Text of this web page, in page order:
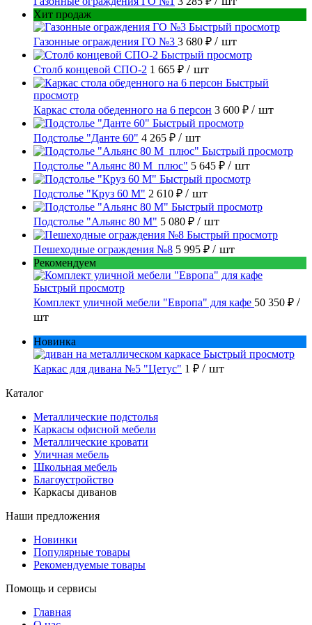
Хит продаж
Быстрый просмотр
Газонные ограждения ГО №3 3 680 ₽ / шт
Быстрый просмотр
Столб концевой СПО-2 1 665 ₽ / шт
Быстрый
просмотр
Каркас стола обеденного на 6 персон 3 600 ₽ / шт
Быстрый просмотр
Подстолье "Данте 60" 4 265 ₽ / шт
Быстрый просмотр
Подстолье "Альянс 80 М_плюс" 5 645 ₽ / шт
Быстрый просмотр
Подстолье "Круз 60 М" 2 610 ₽ / шт
Быстрый просмотр
Подстолье "Альянс 80 М" 5 080 ₽ / шт
Быстрый просмотр
Пешеходные ограждения №8 5 995 ₽ / шт
Рекомендуем
Быстрый просмотр
Комплект уличной мебели "Европа" для кафе 50 350 ₽ /
шт
Новинка
Быстрый просмотр
Каркас для дивана №5 "Цетус" 1 ₽ / шт
Каталог
Металлические подстолья
Каркасы офисной мебели
Металлические кровати
Уличная мебель
Школьная мебель
Благоустройство
Каркасы диванов
Наши предложения
Новинки
Популярные товары
Рекомендуемые товары
Помощь и сервисы
Главная